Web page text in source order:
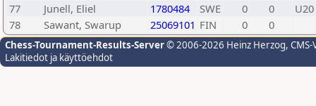
77
Junell, Eliel 1780484 SWE 0 0
U20
78
Sawant, Swarup 25069101 FIN 0 0
Chess-Tournament-Results-Server© 2006-2026 Heinz Herzog,
Lakitiedot ja käyttöehdot